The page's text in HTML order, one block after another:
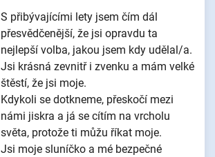
S přibývajícími lety jsem čím dál
přesvědčenější, že jsi opravdu ta
nejlepší volba, jakou jsem kdy udělal/a.
Jsi krásná zevnitř i zvenku a mám velké
štěstí, že jsi moje.
Kdykoli se dotkneme, přeskočí mezi
námi jiskra a já se cítím na vrcholu
světa, protože ti můžu říkat moje.
Jsi moje sluníčko a mé bezpečné